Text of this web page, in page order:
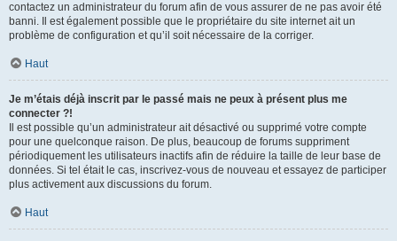
contactez un administrateur du forum afin de vous assurer de ne pas avoir été
banni. Il est également possible que le propriétaire du site internet ait un
problème de configuration et qu’il soit nécessaire de la corriger.
Haut
Je m’étais déjà inscrit par le passé mais ne peux à présent plus me
connecter ?!
Il est possible qu’un administrateur ait désactivé ou supprimé votre compte
pour une quelconque raison. De plus, beaucoup de forums suppriment
périodiquement les utilisateurs inactifs afin de réduire la taille de leur base de
données. Si tel était le cas, inscrivez-vous de nouveau et essayez de participer
plus activement aux discussions du forum.
Haut